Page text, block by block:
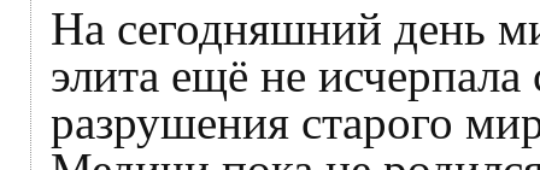
На сегодняшний день
элита ещё не
разрушения старого